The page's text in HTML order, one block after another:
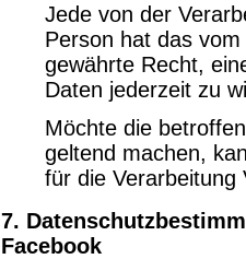
Jede von der
Person hat das
gewährte Recht,
Daten jederzeit zu
Möchte die
geltend machen,
für die Verarbeitung
7.
Facebook